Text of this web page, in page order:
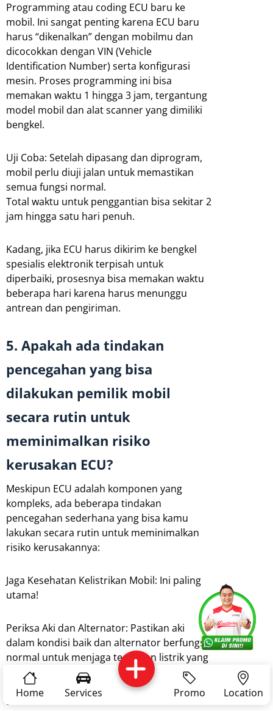
About Us
Complain Reservasi Article
Home Services Promo Location
Programming atau coding ECU baru ke
mobil. Ini sangat penting karena ECU baru
harus “dikenalkan” dengan mobilmu dan
dicocokkan dengan VIN (Vehicle
Identification Number) serta konfigurasi
mesin. Proses programming ini bisa
memakan waktu 1 hingga 3 jam, tergantung
model mobil dan alat scanner yang dimiliki
bengkel.
Uji Coba: Setelah dipasang dan diprogram,
mobil perlu diuji jalan untuk memastikan
semua fungsi normal.
Total waktu untuk penggantian bisa sekitar 2
jam hingga satu hari penuh.
Kadang, jika ECU harus dikirim ke bengkel
spesialis elektronik terpisah untuk
diperbaiki, prosesnya bisa memakan waktu
beberapa hari karena harus menunggu
antrean dan pengiriman.
5. Apakah ada tindakan
pencegahan yang bisa
dilakukan pemilik mobil
secara rutin untuk
meminimalkan risiko
kerusakan ECU?
Meskipun ECU adalah komponen yang
kompleks, ada beberapa tindakan
pencegahan sederhana yang bisa kamu
lakukan secara rutin untuk meminimalkan
risiko kerusakannya:
Jaga Kesehatan Kelistrikan Mobil: Ini paling
utama!
Periksa Aki dan Alternator: Pastikan aki
dalam kondisi baik dan alternator berfungsi
normal untuk menjaga tegangan listrik yang
stabil. Tegangan yang terlalu rendah atau
terlalu tinggi (lonjakan arus) bisa merusak
ECU.